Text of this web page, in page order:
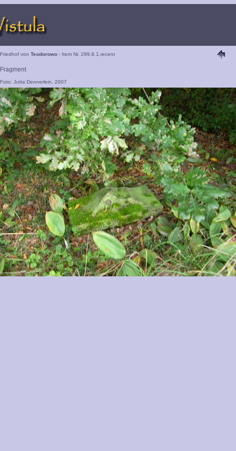
Friedhof von Teodorowo- Item Nr. 299.8.1.recent
Fragment
Foto: Jutta Dennerlein, 2007